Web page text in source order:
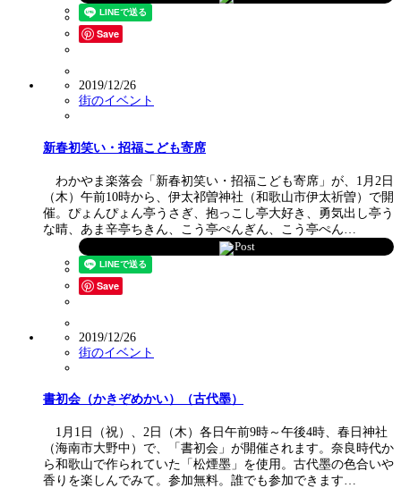
Save
2019/12/26
街のイベント
新春初笑い・招福こども寄席
わかやま楽落会「新春初笑い・招福こども寄席」が、1月2日
（木）午前10時から、伊太祁曽神社（和歌山市伊太祈曽）で開
催。ぴょんぴょん亭うさぎ、抱っこし亭大好き、勇気出し亭う
な晴、あま辛亭ちきん、こう亭ぺんぎん、こう亭ぺん…
Post
Save
2019/12/26
街のイベント
書初会（かきぞめかい）（古代墨）
1月1日（祝）、2日（木）各日午前9時～午後4時、春日神社
（海南市大野中）で、「書初会」が開催されます。奈良時代か
ら和歌山で作られていた「松煙墨」を使用。古代墨の色合いや
香りを楽しんでみて。参加無料。誰でも参加できます…